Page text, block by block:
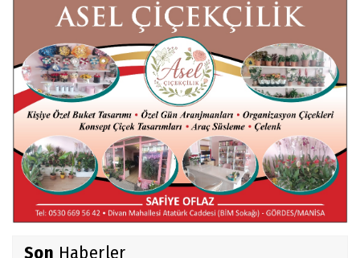
Röportaj Serisi-46: Konuk =Prof.Dr.Hakan
Atalay (Psikanaliz)
Hüseyin TUNÇAY
Gökçeada Gezimiz-IV
İsmail AYBEY
Belma Sebil'i Tanıyor Musunuz?
Son Haberler